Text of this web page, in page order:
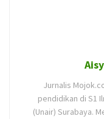
Jurnalis
pendidikan di S1
(Unair) Surabaya.